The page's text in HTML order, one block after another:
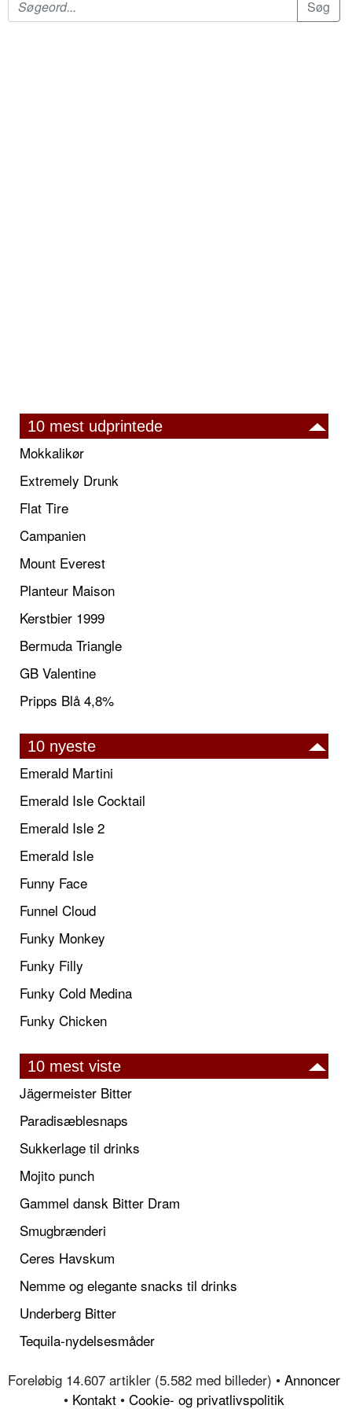
10 mest udprintede
Mokkalikør
Extremely Drunk
Flat Tire
Campanien
Mount Everest
Planteur Maison
Kerstbier 1999
Bermuda Triangle
GB Valentine
Pripps Blå 4,8%
10 nyeste
Emerald Martini
Emerald Isle Cocktail
Emerald Isle 2
Emerald Isle
Funny Face
Funnel Cloud
Funky Monkey
Funky Filly
Funky Cold Medina
Funky Chicken
10 mest viste
Jägermeister Bitter
Paradisæblesnaps
Sukkerlage til drinks
Mojito punch
Gammel dansk Bitter Dram
Smugbrænderi
Ceres Havskum
Nemme og elegante snacks til drinks
Underberg Bitter
Tequila-nydelsesmåder
Foreløbig 14.607 artikler (5.582 med billeder) • Annoncer
• Kontakt • Cookie- og privatlivspolitik